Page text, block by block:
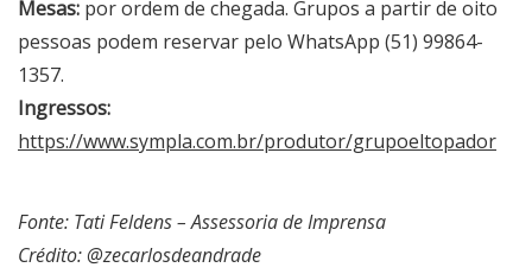
Mesas: por ordem de chegada. Grupos a partir de oito
pessoas podem reservar pelo WhatsApp (51) 99864-
1357.
Ingressos:
https://www.sympla.com.br/produtor/grupoeltopador
Fonte: Tati Feldens – Assessoria de Imprensa
Crédito: @zecarlosdeandrade